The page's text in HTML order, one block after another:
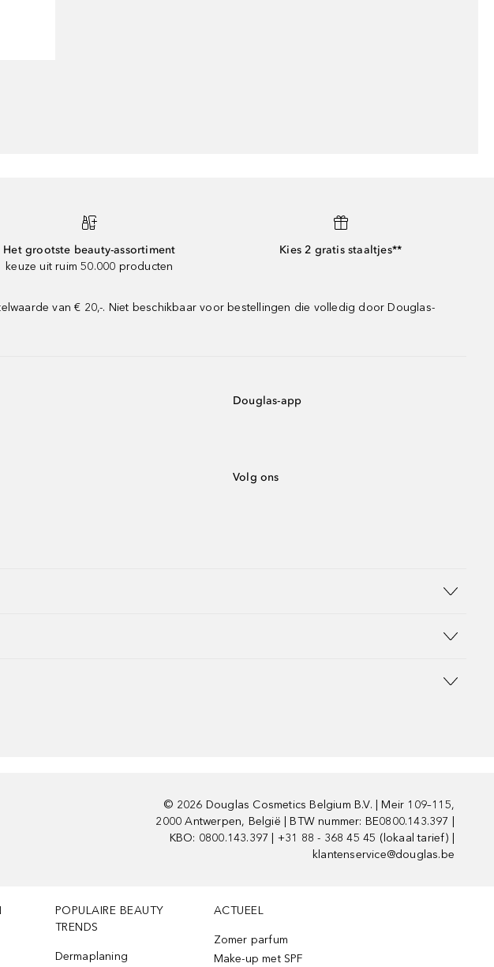
Het grootste beauty-assortiment
keuze uit ruim 50.000 producten
Kies 2 gratis staaltjes**
van € 20,-. Niet beschikbaar voor bestellingen die volledig door Douglas-
Douglas-app
Volg ons
© 2026 Douglas Cosmetics Belgium B.V. | Meir 109–115,
2000 Antwerpen, België | BTW nummer: BE0800.143.397 |
KBO: 0800.143.397 | +31 88 - 368 45 45 (lokaal tarief) |
klantenservice@douglas.be
POPULAIRE BEAUTY
TRENDS
Dermaplaning
ACTUEEL
Zomer parfum
Make-up met SPF